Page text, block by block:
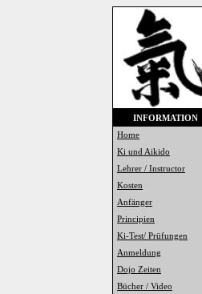
INFORMATION
Home
Ki und Aikido
Lehrer / Instructor
Kosten
Anfänger
Principien
Ki-Test/ Prüfungen
Anmeldung
Dojo Zeiten
Bücher / Video